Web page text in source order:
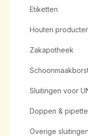
Etiketten
Houten
Zakapotheek
Sluitingen voor
Doppen &
Overige